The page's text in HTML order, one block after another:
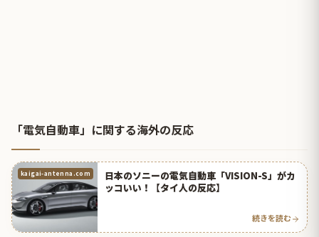
「電気自動車」に関する海外の反応
kaigai-antenna.com
日本のソニーの電気自動車「VISION-S」がカ
ッコいい！【タイ人の反応】
続きを読む